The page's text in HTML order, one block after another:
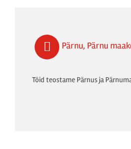
Pärnu, Pärnu
Töid teostame Pärnus ja